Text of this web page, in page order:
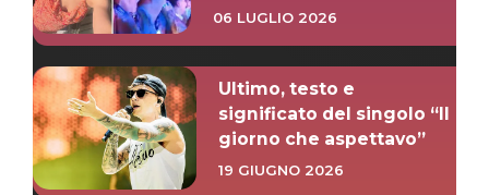
06 LUGLIO 2026
Ultimo, testo e
significato del singolo “Il
giorno che aspettavo”
19 GIUGNO 2026